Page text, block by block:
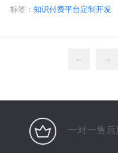
真正打动用户呢？答案是
标签： 知识付费平台定制开发
← →
一对一售后